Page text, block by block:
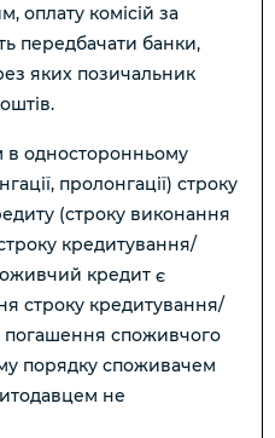
оплату комісій за
передбачати банки,
яких позичальник
в односторонньому
пролонгації) строку
(строку виконання
кредитування/
кредит є
строку кредитування/
погашення споживчого
порядку споживачем
не